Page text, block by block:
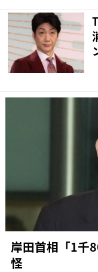
岸田首相「1千
怪